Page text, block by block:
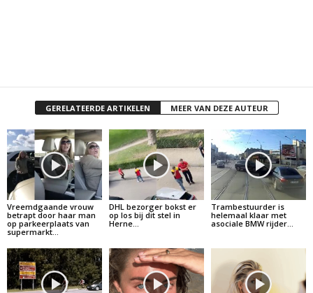
GERELATEERDE ARTIKELEN MEER VAN DEZE AUTEUR
Vreemdgaande vrouw
betrapt door haar man
op parkeerplaats van
supermarkt…
DHL bezorger bokst er
op los bij dit stel in
Herne…
Trambestuurder is
helemaal klaar met
asociale BMW rijder…